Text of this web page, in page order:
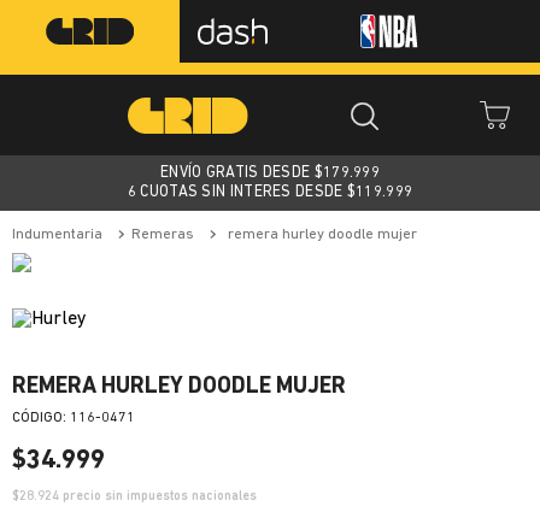
ENVÍO GRATIS DESDE $179.999
6 CUOTAS SIN INTERES DESDE $119.999
indumentaria remeras remera hurley doodle mujer
REMERA HURLEY DOODLE MUJER
: 116-0471
$34.999
$28.924 precio sin impuestos nacionales